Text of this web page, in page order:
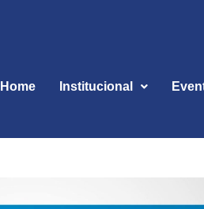
Home Institucional